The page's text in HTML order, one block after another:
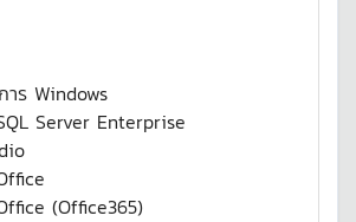
าร Windows
Server Enterprise
(Office365)